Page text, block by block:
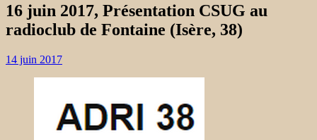
16 juin 2017, Présentation CSUG au
radioclub de Fontaine (Isère, 38)
14 juin 2017